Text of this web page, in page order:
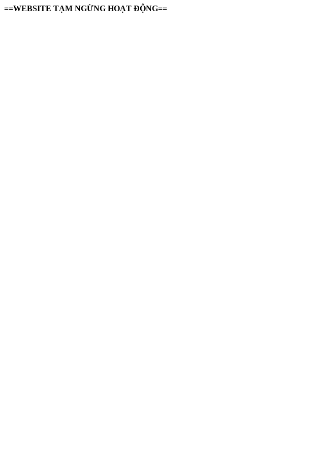
==WEBSITE TẠM NGỪNG HOẠT ĐỘNG==